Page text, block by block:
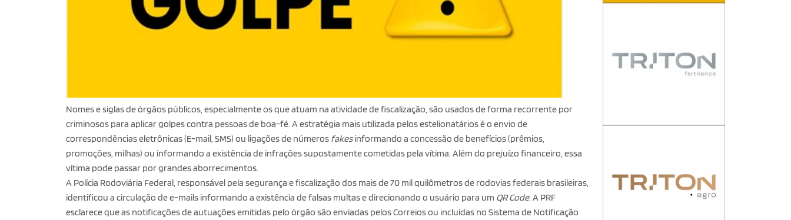
Nomes e siglas de órgãos públicos, especialmente os que atuam na atividade de fiscalização, são usados de forma recorrente por
criminosos para aplicar golpes contra pessoas de boa-fé. A estratégia mais utilizada pelos estelionatários é o envio de
correspondências eletrônicas (E-mail, SMS) ou ligações de números fakesinformando a concessão de benefícios (prêmios,
promoções, milhas) ou informando a existência de infrações supostamente cometidas pela vítima. Além do prejuízo financeiro, essa
vítima pode passar por grandes aborrecimentos.
A Polícia Rodoviária Federal, responsável pela segurança e fiscalização dos mais de 70 mil quilômetros de rodovias federais brasileiras,
identificou a circulação de e-mails informando a existência de falsas multas e direcionando o usuário para um QR Code. A PRF
esclarece que as notificações de autuações emitidas pelo órgão são enviadas pelos Correios ou incluídas no Sistema de Notificação